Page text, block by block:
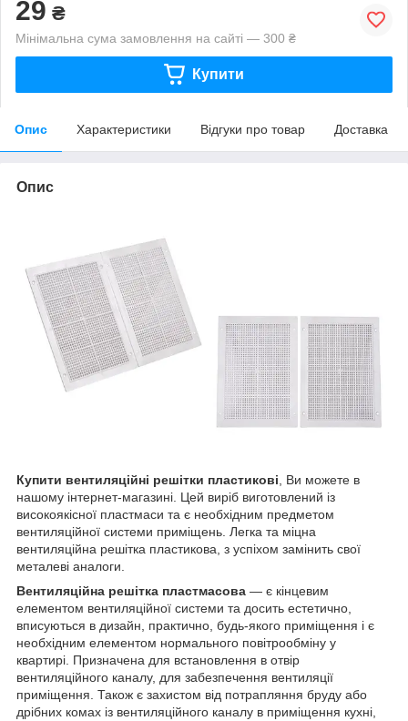
29 ₴
Мінімальна сума замовлення на сайті — 300 ₴
Купити
Опис Характеристики Відгуки про товар Доставка
Опис
Купити вентиляційні решітки пластикові , Ви можете в
нашому інтернет-магазині. Цей виріб виготовлений із
високоякісної пластмаси та є необхідним предметом
вентиляційної системи приміщень. Легка та міцна
вентиляційна решітка пластикова, з успіхом замінить свої
металеві аналоги.
Вентиляційна решітка пластмасова — є кінцевим
елементом вентиляційної системи та досить естетично,
вписуються в дизайн, практично, будь-якого приміщення і є
необхідним елементом нормального повітрообміну у
квартирі. Призначена для встановлення в отвір
вентиляційного каналу, для забезпечення вентиляції
приміщення. Також є захистом від потрапляння бруду або
дрібних комах із вентиляційного каналу в приміщення кухні,